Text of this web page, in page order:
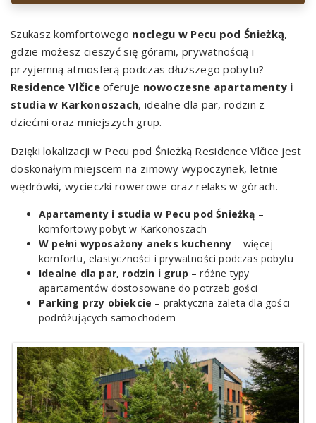
Szukasz komfortowego noclegu w Pecu pod Śnieżką,
gdzie możesz cieszyć się górami, prywatnością i
przyjemną atmosferą podczas dłuższego pobytu?
Residence Vlčiceoferuje nowoczesne apartamenty i
studia w Karkonoszach, idealne dla par, rodzin z
dziećmi oraz mniejszych grup.
Dzięki lokalizacji w Pecu pod Śnieżką Residence Vlčice jest
doskonałym miejscem na zimowy wypoczynek, letnie
wędrówki, wycieczki rowerowe oraz relaks w górach.
Apartamenty i studia w Pecu pod Śnieżką –
komfortowy pobyt w Karkonoszach
W pełni wyposażony aneks kuchenny – więcej
komfortu, elastyczności i prywatności podczas pobytu
Idealne dla par, rodzin i grup – różne typy
apartamentów dostosowane do potrzeb gości
Parking przy obiekcie – praktyczna zaleta dla gości
podróżujących samochodem